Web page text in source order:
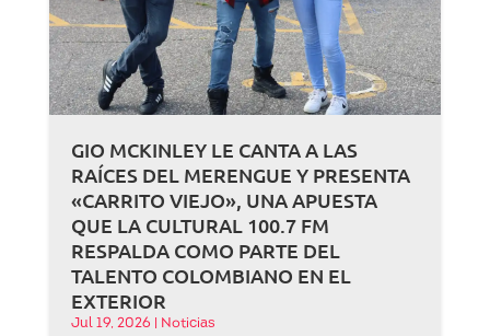
GIO MCKINLEY LE CANTA A LAS
RAÍCES DEL MERENGUE Y PRESENTA
«CARRITO VIEJO», UNA APUESTA
QUE LA CULTURAL 100.7 FM
RESPALDA COMO PARTE DEL
TALENTO COLOMBIANO EN EL
EXTERIOR
Jul 19, 2026 Noticias